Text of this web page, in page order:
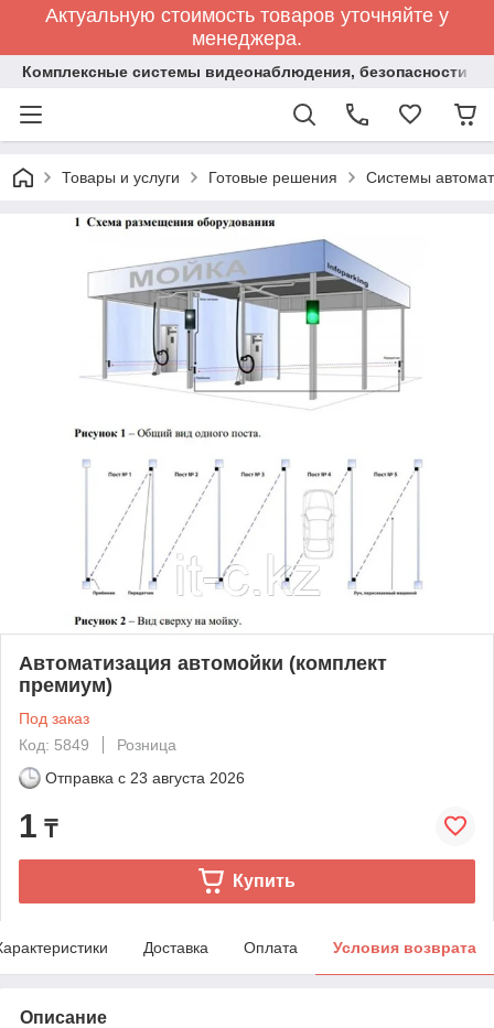
Актуальную стоимость товаров уточняйте у
менеджера.
Комплексные системы видеонаблюдения, безопасности и
Товары и услуги Готовые решения Системы
Автоматизация автомойки (комплект
премиум)
Под заказ
Код: 5849
Розница
Отправка с 23 августа 2026
1 ₸
Купить
Доставка Оплата Условия возврата
Описание